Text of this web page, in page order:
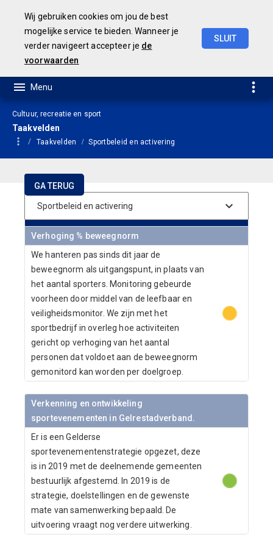
Cultuur, recreatie en sport
Taakvelden
Taakvelden Sportbeleid en activering
Verhoging % beweegnorm
We hanteren pas sinds dit jaar de
beweegnorm als uitgangspunt, in plaats van
het aantal sporters. Monitoring gebeurde
voorheen door middel van de leefbaar en
veiligheidsmonitor. We zijn met het
sportbedrijf in overleg hoe activiteiten
gericht op verhoging van het aantal
personen dat voldoet aan de beweegnorm
gemonitord kan worden per doelgroep.
Verkenning en ontwikkeling
sportevenementen in Gelrestadverband.
Er is een Gelderse
sportevenementenstrategie opgezet, deze
is in 2019 met de deelnemende gemeenten
bestuurlijk afgestemd. In 2019 is de
strategie, doelstellingen en de gewenste
mate van samenwerking bepaald. De
uitvoering vraagt nog verdere uitwerking.
GA TERUG
Wij gebruiken cookies om jou de best
mogelijke service te bieden. Wanneer je
verder navigeert accepteer je de
voorwaarden
SLUIT